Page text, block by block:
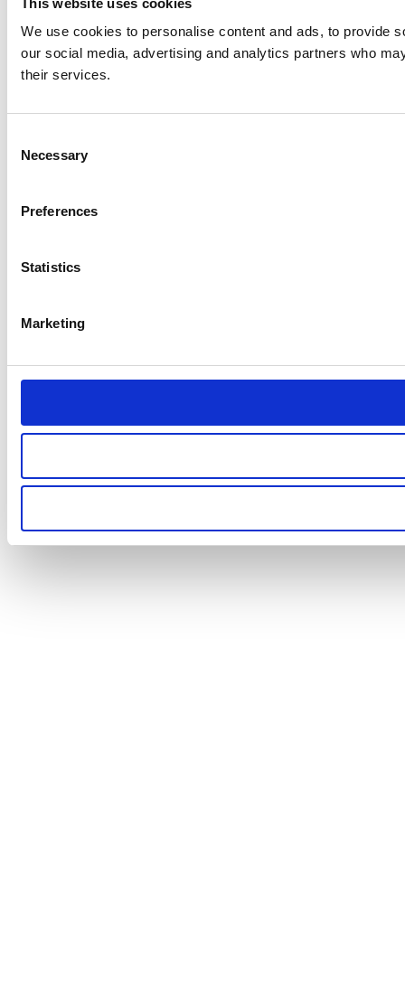
We use cookies to personalise content and ads, to provide
our social media, advertising and analytics partners who
their services.
Selection
Necessary
Preferences
Statistics
Marketing